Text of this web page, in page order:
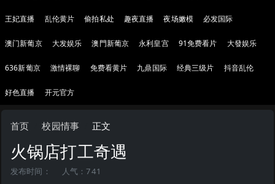
王妃直播 乱伦黄片 偷拍私处 趣夜直播 夜场嫩模 必发国际
澳门新葡京 大发娱乐 澳門新葡京 永利皇宫 91免费看片 大發娱乐
636新葡京 激情裸聊 免费看黄片 九鼎国际 经典三级片 抖音乱伦
好色直播 开元官方
首页 校园情事 正文
火锅店打工奇遇
发布时间： 人气：741